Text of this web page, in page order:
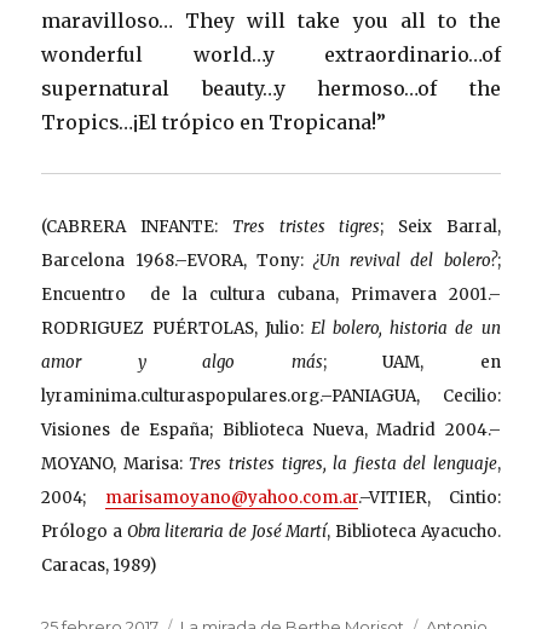
maravilloso… They will take you all to the
wonderful world…y extraordinario…of
supernatural beauty…y hermoso…of the
Tropics…¡El trópico en Tropicana!”
(CABRERA INFANTE: Tres tristes tigres; Seix Barral,
Barcelona 1968.–EVORA, Tony: ¿Un revival del bolero?;
Encuentro de la cultura cubana, Primavera 2001.–
RODRIGUEZ PUÉRTOLAS, Julio:El bolero, historia de un
amor y algo más; UAM, en
lyraminima.culturaspopulares.org.–PANIAGUA, Cecilio:
Visiones de España; Biblioteca Nueva, Madrid 2004.–
MOYANO, Marisa:Tres tristes tigres, la fiesta del lenguaje,
2004; marisamoyano@yahoo.com.ar.–VITIER, Cintio:
Prólogo a Obra literaria de José Martí, Biblioteca Ayacucho.
Caracas, 1989)
Publicado
Categorías Etiquetas